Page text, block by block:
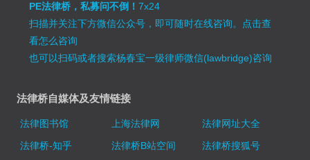
PE法律桥，私募问不倒！7x24
扫描并关注下方微信公众号，即可随时在线咨询。 点击查
看怎么咨询
也可以扫码或者搜索杨春宝一级律师微信(lawbridge)咨询
法律桥自媒体及友情链接
法律图书馆 上海法律网
法律网址大全
法律桥-知乎
法律桥B站空间
法律桥搜狐号